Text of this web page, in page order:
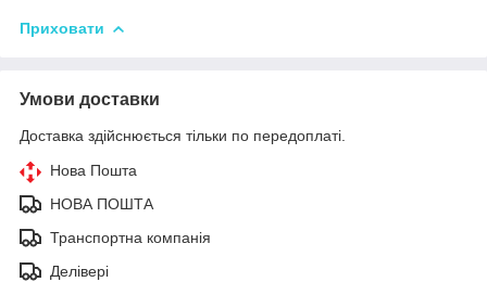
Приховати
Умови доставки
Доставка здійснюється тільки по передоплаті.
Нова Пошта
НОВА ПОШТА
Транспортна компанія
Делівері